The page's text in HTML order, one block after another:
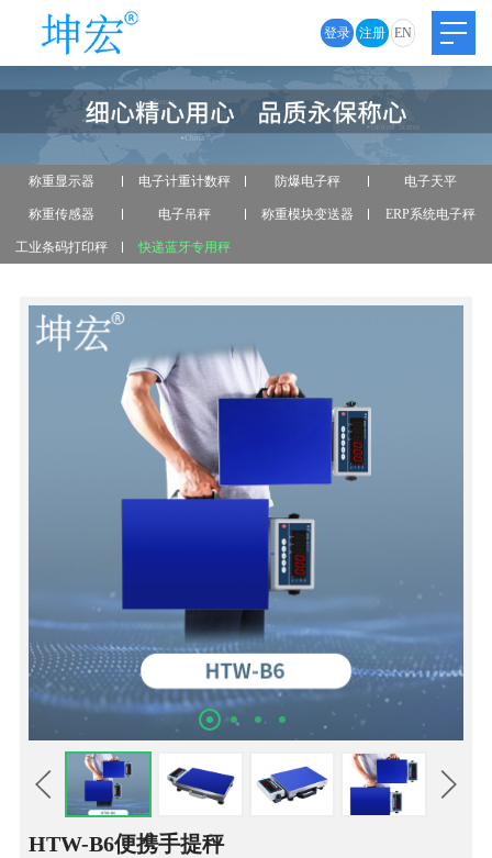
登录 注册 EN
称重显示器 电子计重计数秤 防爆电子秤 电子天平
称重传感器 电子吊秤 称重模块变送器 ERP系统电子秤
工业条码打印秤 快递蓝牙专用秤
HTW-B6便携手提秤